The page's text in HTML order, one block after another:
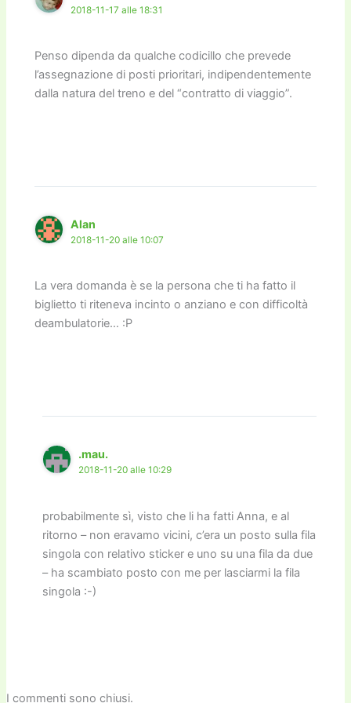
2018-11-17 alle 18:31
Penso dipenda da qualche codicillo che prevede
l’assegnazione di posti prioritari, indipendentemente
dalla natura del treno e del “contratto di viaggio”.
Alan
2018-11-20 alle 10:07
La vera domanda è se la persona che ti ha fatto il
biglietto ti riteneva incinto o anziano e con difficoltà
deambulatorie… :P
.mau.
2018-11-20 alle 10:29
probabilmente sì, visto che li ha fatti Anna, e al
ritorno – non eravamo vicini, c’era un posto sulla fila
singola con relativo sticker e uno su una fila da due
– ha scambiato posto con me per lasciarmi la fila
singola :-)
I commenti sono chiusi.